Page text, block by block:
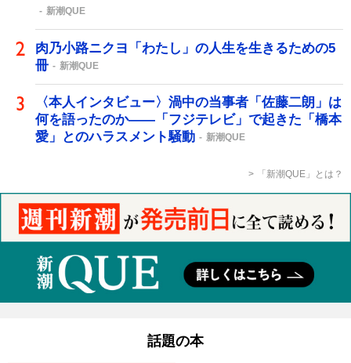
新潮QUE
肉乃小路ニクヨ「わたし」の人生を生きるための5
冊
新潮QUE
〈本人インタビュー〉渦中の当事者「佐藤二朗」は
何を語ったのか――「フジテレビ」で起きた「橋本
愛」とのハラスメント騒動
新潮QUE
「新潮QUE」とは？
話題の本